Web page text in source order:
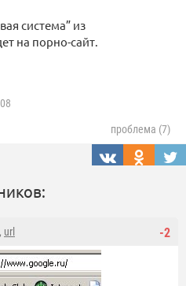
система” из
на порно-сайт.
проблема (7)
-2
url